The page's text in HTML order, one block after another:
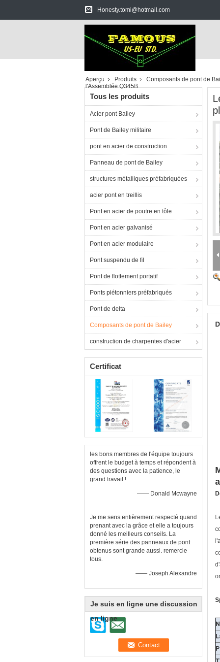
Honesty.tomi@hotmail.com
Aperçu Produits
Composants de pont de
l'Assemblée Q345B
Tous les produits
Acier pont Bailey
Pont de Bailey militaire
pont en acier de construction
Panneau de pont de Bailey
structures métalliques préfabriquées
acier pont en treillis
Pont en acier de poutre en tôle
Pont en acier galvanisé
Pont en acier modulaire
Pont suspendu de fil
Pont de flottement portatif
Ponts piétonniers préfabriqués
Pont de delta
Composants de pont de Bailey
construction de charpentes d'acier
Certificat
les bons membres de l'équipe toujours
offrent le budget à temps et répondent à
des questions avec la patience, le
grand travail !
—— Donald Mcwayne
Je me sens entièrement respecté quand
prenant avec la grâce et elle a toujours
donné les meilleurs conseils. La
première série des panneaux de pont
obtenus sont grande aussi. remercie
tous.
—— Joseph Alexandre
Je suis en ligne une discussion
en ligne